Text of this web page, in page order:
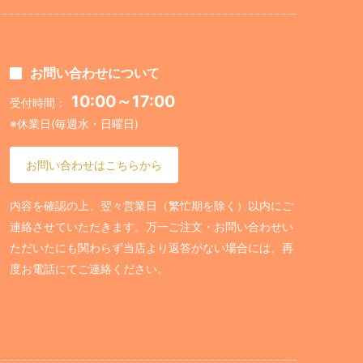
お問い合わせについて
受付時間： 10:00～17:00
※休業日(毎週水・日曜日)
お問い合わせはこちらから
内容を確認の上、翌々営業日（繁忙期を除く）以内にご
連絡させていただきます。万一ご注文・お問い合わせい
ただいたにも関わらず当店より返答がない場合には、再
度お電話にてご連絡ください。